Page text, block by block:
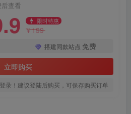
查看
限时特惠
¥199
搭建同款站点 免费
立即购买
录！建议登陆后购买，可保存购买订单